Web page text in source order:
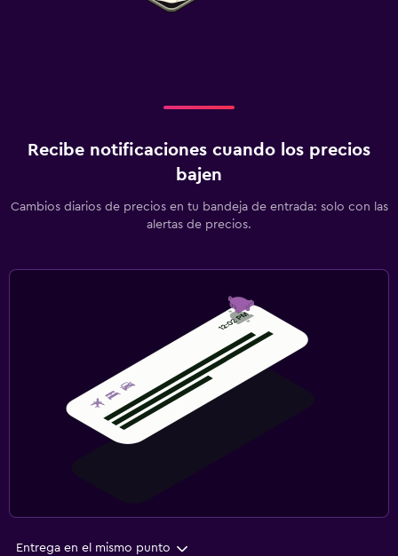
Recibe notificaciones cuando los precios
bajen
Cambios diarios de precios en tu bandeja de entrada: solo con las
alertas de precios.
Entrega en el mismo punto